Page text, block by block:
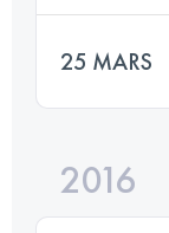
25 MARS
2016